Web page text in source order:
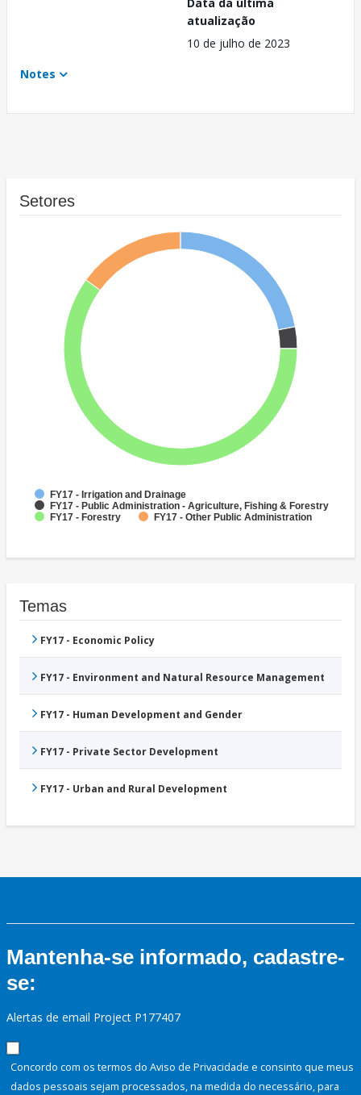
Data da última
atualização
10 de julho de 2023
Notes
Setores
FY17 - Irrigation and Drainage
FY17 - Public Administration - Agriculture, Fishing & Forestry
FY17 - Forestry
FY17 - Other Public Administration
Temas
FY17 - Economic Policy
FY17 - Environment and Natural Resource Management
FY17 - Human Development and Gender
FY17 - Private Sector Development
FY17 - Urban and Rural Development
Mantenha-se informado, cadastre-
se:
Alertas de email Project P177407
Concordo com os termos do Aviso de Privacidade e consinto que meus
dados pessoais sejam processados, na medida do necessário, para